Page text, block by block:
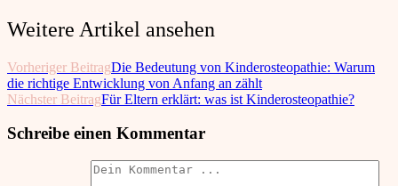
Weitere Artikel ansehen
Vorheriger BeitragDie Bedeutung von Kinderosteopathie: Warum
die richtige Entwicklung von Anfang an zählt
Nächster BeitragFür Eltern erklärt: was ist Kinderosteopathie?
Schreibe einen Kommentar